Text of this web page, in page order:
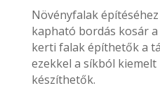
Növényfalak
kapható bordás kosár
kerti falak építhetők a
ezekkel a síkból
készíthetők.